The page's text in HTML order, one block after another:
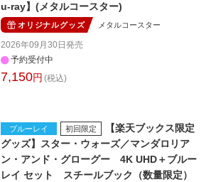
u-ray】(メタルコースター)
オリジナルグッズ メタルコースター
2026年09月30日 発売
予約受付中
7,150円 (税込)
ブルーレイ 初回限定
【楽天ブックス限定
グッズ】スター・ウォーズ／マンダロリア
ン・アンド・グローグー 4K UHD＋ブルー
レイ セット スチールブック（数量限定）